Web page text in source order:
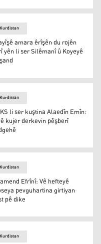
Kurdistan
amara êrîşên du rojên
yên li ser Silêmanî û Koyeyê
Divê kujer derkevin
Kurdistan
li ser kuştina Alaedîn Emîn:
kujer derkevin pêşberî
pevguhartina
Kurdistan
Efrînî: Vê hefteyê
pevguhartina girtiyan
pê dike
Kurdistan